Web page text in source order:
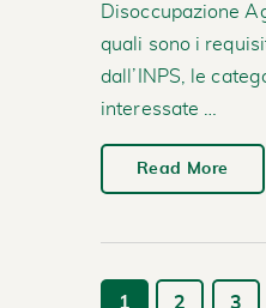
Disoccupazione
quali sono i
dall’INPS, le
interessate …
Read More
1 2 3